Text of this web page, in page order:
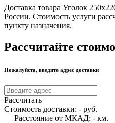
Доставка товара Уголок
России. Стоимость услуги
пункту назначения.
Рассчитайте
Пожалуйста, введите адрес доставки
Рассчитать
Стоимость доставки: - руб.
Расстояние от МКАД: - км.